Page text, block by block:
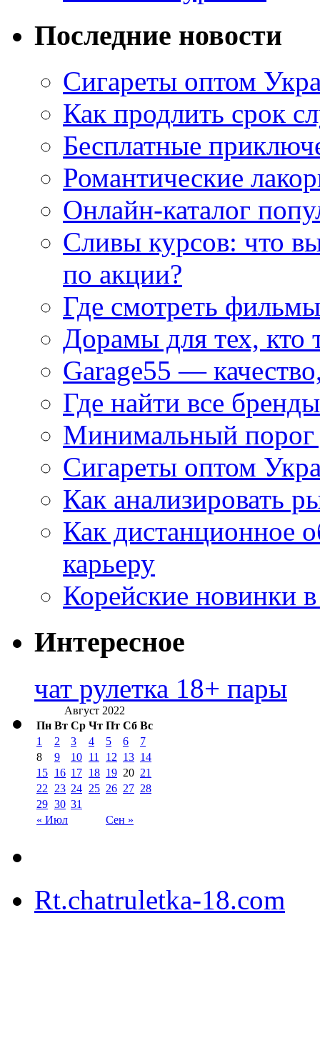
Последние новости
Сигареты оптом
Как продлить срок
Бесплатные
Романтические
Онлайн-каталог
Сливы курсов: что
по акции?
Где смотреть
Дорамы для тех, кто
Garage55 —
Где найти все
Минимальный порог
Сигареты оптом
Как анализировать
Как дистанционное
карьеру
Корейские новинки
Интересное
чат рулетка 18+ пары
Август 2022
Пн Вт Ср Чт Пт Сб Вс
« Июл Сен »
1 2 3 4 5 6
7
8
9 10 11 12 13 14
15 16 17 18 19 20 21
22
23 24 25 26 27 28
29 30 31
Rt.chatruletka-18.com